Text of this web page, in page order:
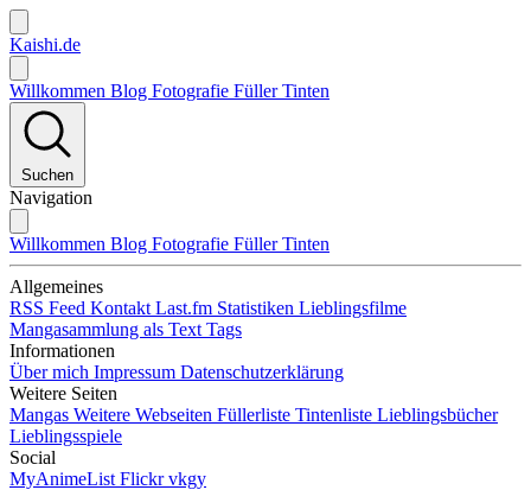
Kaishi.de
Willkommen Blog Fotografie FüllerTinten
Suchen
Navigation
Willkommen Blog Fotografie FüllerTinten
Allgemeines
RSS Feed Kontakt Last.fm Statistiken Lieblingsfilme
Mangasammlung als Text Tags
Informationen
Über mich Impressum Datenschutzerklärung
Weitere Seiten
Mangas Weitere Webseiten Füllerliste Tintenliste Lieblingsbücher
Lieblingsspiele
Social
MyAnimeList Flickrvkgy